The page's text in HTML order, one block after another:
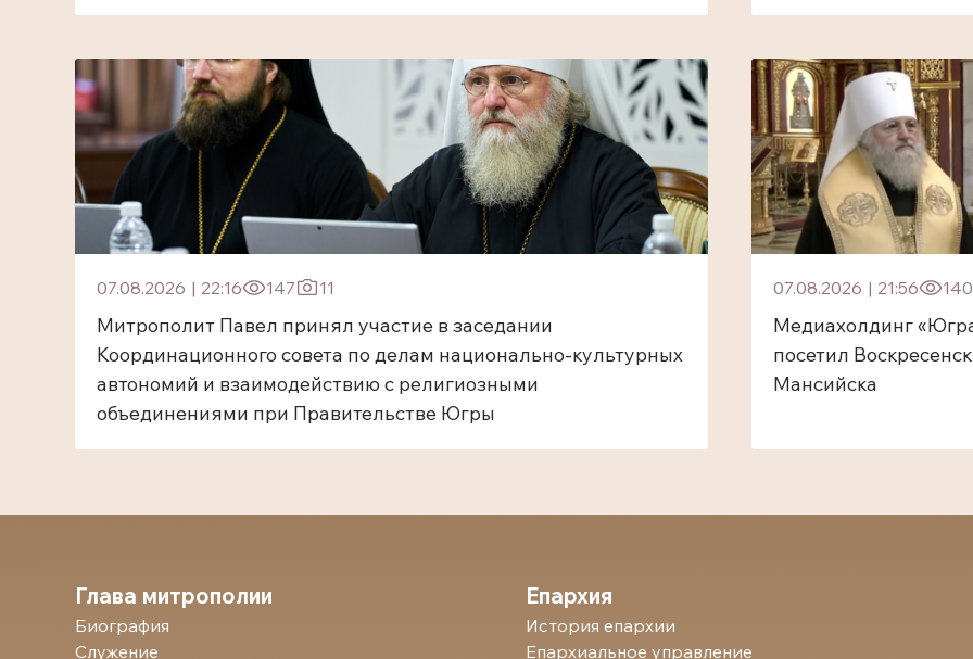
07.08.2026 | 22:16 147 11
Митрополит Павел принял участие в заседании
Координационного совета по делам национально-культурных
автономий и взаимодействию с религиозными
объединениями при Правительстве Югры
07.08.2026 | 21:56 140
Медиахолдинг
посетил
Мансийска
Глава митрополии
Биография
Служение
Епархия
История епархии
Епархиальное управление